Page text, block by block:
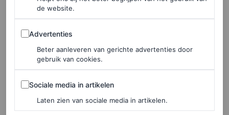
de website.
Advertenties
Advertenties
Beter aanleveren van gerichte advertenties door
gebruik van cookies.
Sociale media in artikelen
Sociale media in artikelen
Laten zien van sociale media in artikelen.